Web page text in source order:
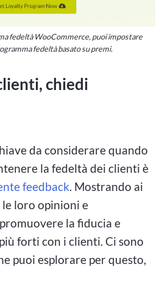
fedeltà WooCommerce, puoi impostare
fedeltà basato su premi.
chiedi
da considerare quando
la fedeltà dei clienti è
feedback. Mostrando ai
loro opinioni e
la fiducia e
forti con i clienti. Ci sono
puoi esplorare per questo,